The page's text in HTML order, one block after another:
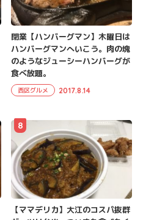
閉業【ハンバーグマン】木曜日は
ハンバーグマンへいこう。肉の塊
のようなジューシーハンバーグが
食べ放題。
西区グルメ 2017.8.14
【ママデリカ】大江のコスパ抜群
8